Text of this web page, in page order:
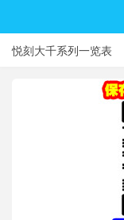
悦刻大千系列一览表